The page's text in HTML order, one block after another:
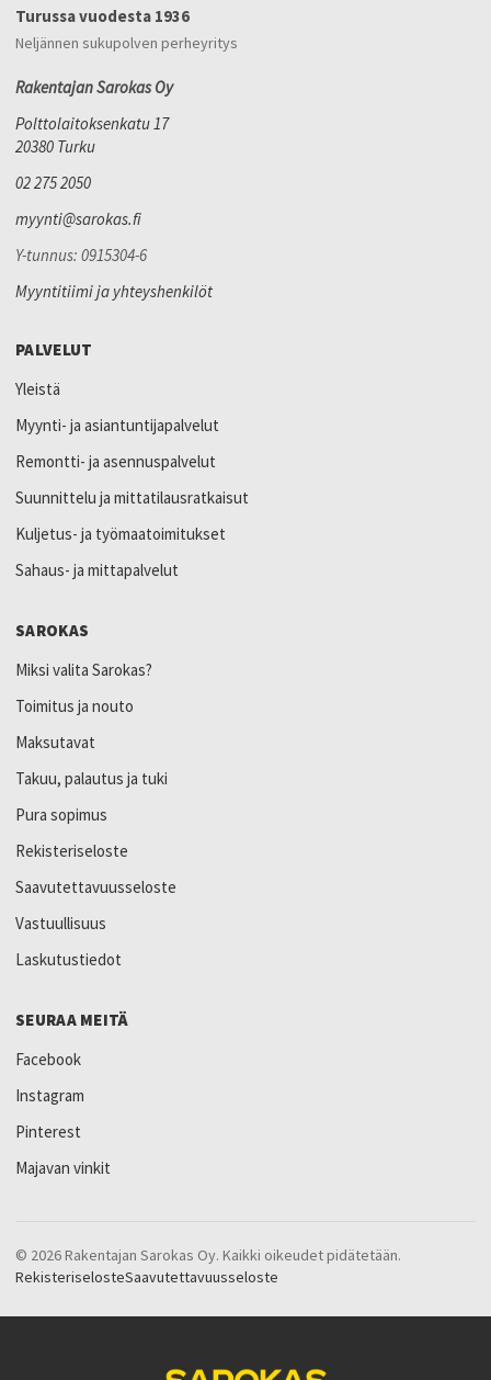
Turussa vuodesta 1936
Neljännen sukupolven perheyritys
Rakentajan Sarokas Oy
Polttolaitoksenkatu 17
20380 Turku
02 275 2050
myynti@sarokas.fi
Y-tunnus: 0915304-6
Myyntitiimi ja yhteyshenkilöt
PALVELUT
Yleistä
Myynti- ja asiantuntijapalvelut
Remontti- ja asennuspalvelut
Suunnittelu ja mittatilausratkaisut
Kuljetus- ja työmaatoimitukset
Sahaus- ja mittapalvelut
SAROKAS
Miksi valita Sarokas?
Toimitus ja nouto
Maksutavat
Takuu, palautus ja tuki
Pura sopimus
Rekisteriseloste
Saavutettavuusseloste
Vastuullisuus
Laskutustiedot
SEURAA MEITÄ
Facebook
Instagram
Pinterest
Majavan vinkit
© 2026 Rakentajan Sarokas Oy. Kaikki oikeudet pidätetään.
RekisteriselosteSaavutettavuusseloste